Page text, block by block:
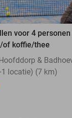
voor 4 personen
of koffie/thee
&
locatie) (7 km)